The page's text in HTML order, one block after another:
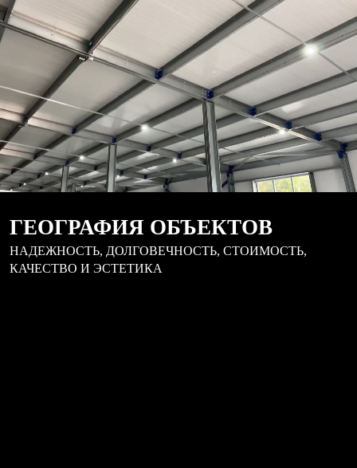
ГЕОГРАФИЯ ОБЪЕКТОВ
НАДЕЖНОСТЬ, ДОЛГОВЕЧНОСТЬ, СТОИМОСТЬ,
КАЧЕСТВО И ЭСТЕТИКА